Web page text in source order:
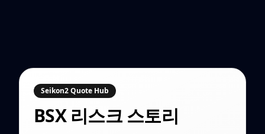
Seikon2 Quote Hub
BSX리스크 스토리